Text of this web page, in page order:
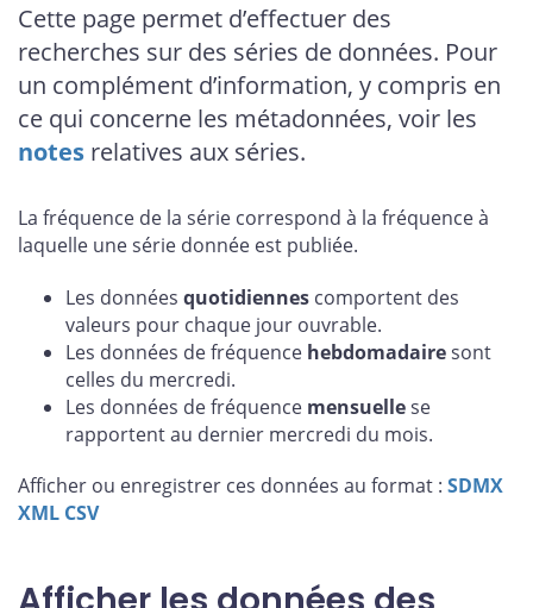
Cette page permet d’effectuer des
recherches sur des séries de données. Pour
un complément d’information, y compris en
ce qui concerne les métadonnées, voir les
notes relatives aux séries.
La fréquence de la série correspond à la fréquence à
laquelle une série donnée est publiée.
Les données quotidiennes comportent des
valeurs pour chaque jour ouvrable.
Les données de fréquence hebdomadairesont
celles du mercredi.
Les données de fréquence mensuellese
rapportent au dernier mercredi du mois.
Afficher ou enregistrer ces données au format : SDMX
XML CSV